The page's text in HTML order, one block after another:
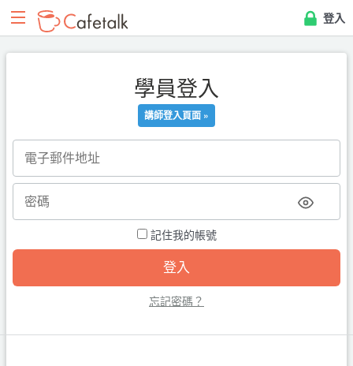
登入
學員登入
講師登入頁面 »
記住我的帳號
忘記密碼？